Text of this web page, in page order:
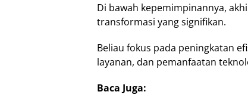
Di bawah kepemimpinannya,
transformasi yang signifikan.
Beliau fokus pada peningkatan
layanan, dan pemanfaatan
Baca Juga: